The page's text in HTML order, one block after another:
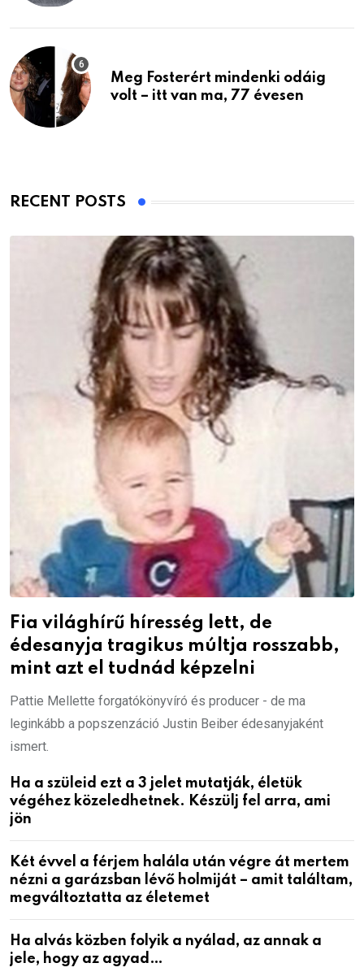
Meg Fosterért mindenki odáig
volt – itt van ma, 77 évesen
RECENT POSTS
Fia világhírű híresség lett, de
édesanyja tragikus múltja rosszabb,
mint azt el tudnád képzelni
Pattie Mellette forgatókönyvíró és producer - de ma
leginkább a popszenzáció Justin Beiber édesanyjaként
ismert.
Ha a szüleid ezt a 3 jelet mutatják, életük
végéhez közeledhetnek. Készülj fel arra, ami
jön
Két évvel a férjem halála után végre át mertem
nézni a garázsban lévő holmiját – amit találtam,
megváltoztatta az életemet
Ha alvás közben folyik a nyálad, az annak a
jele, hogy az agyad…